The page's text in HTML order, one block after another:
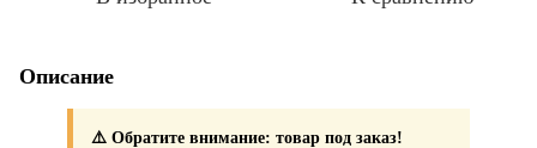
Описание
⚠️ Обратите внимание: товар под заказ!